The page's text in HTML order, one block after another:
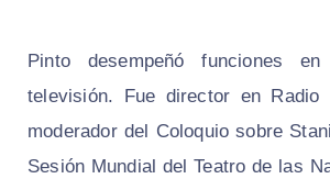
Pinto desempeñó funciones
televisión. Fue director en Radio
moderador del Coloquio sobre
Sesión Mundial del Teatro de las